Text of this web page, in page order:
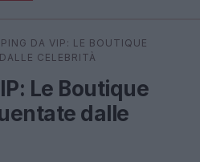
⌕
DA VIP: LE BOUTIQUE
CELEBRITÀ
Le Boutique
dalle